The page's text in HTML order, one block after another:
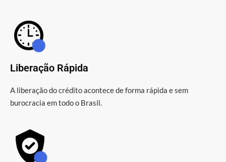
Liberação Rápida
A liberação do crédito acontece de forma rápida e sem
burocracia em todo o Brasil.